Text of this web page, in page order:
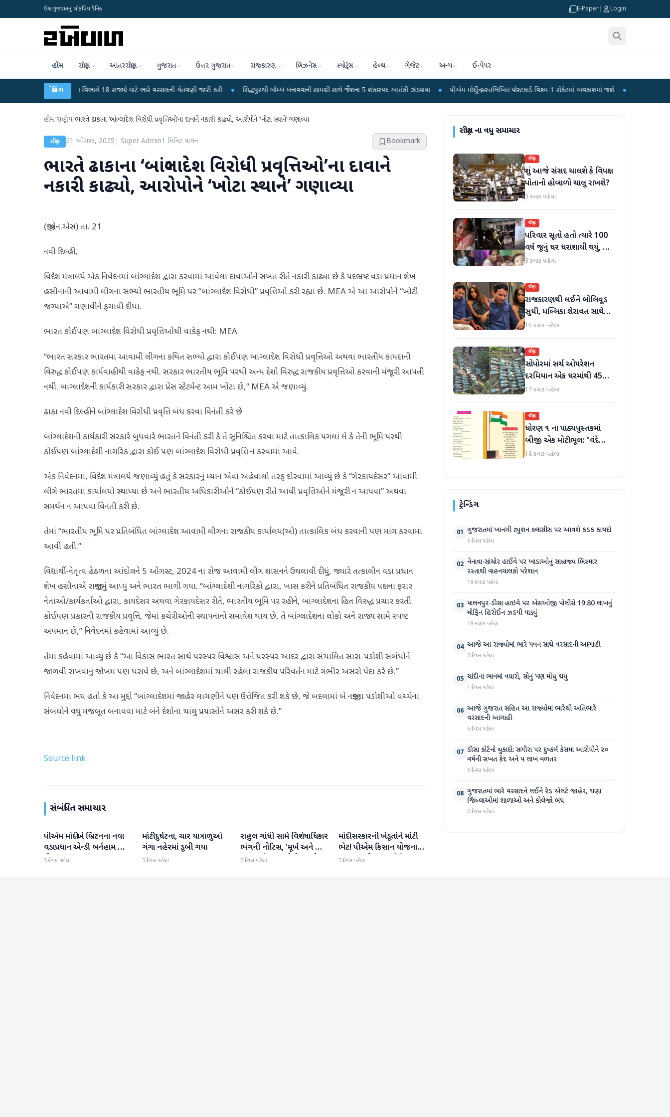
ઉત્તર ગુજરાતનું લોકપ્રિય દૈનિક E-Paper Login
હોમ રાષ્ટ્રીય આંતરરાષ્ટ્રીય ગુજરાત ઉત્તર ગુજરાત રાજકારણ બિઝનેસ સ્પોર્ટ્સ હેલ્થ ગેજેટ અન્ય ઈ-પેપર
બ્રેકિંગ
હવામાન વિભાગે 18 રાજ્યો માટે ભારે વરસાદની ચેતવણી જારી કરી ● સિદ્ધપુરથી બોમ્બ બનાવવાની સામગ્રી સાથે જૈશના 5 શંકાસ્પદ આતંકી ઝડપાયા ● પીએમ મોદીનું હસ્તલિખિત પોસ્ટકાર્ડ વિક્રમ-1 રોકેટમાં અવકાશમાં જશે ● દેશને પ્રથમ સ્વદેશી હાઇડ્રોજન
હોમ/રાષ્ટ્રીય/ભારતે ઢાકાના ‘બાંગ્લાદેશ વિરોધી પ્રવૃત્તિઓ’ના દાવાને નકારી કાઢ્યો, આરોપોને ‘ખોટા સ્થાને’ ગણાવ્યા
રાષ્ટ્રીય 21 ઑગસ્ટ, 2025 Super Admin1 મિનિટ વાંચન Bookmark
ભારતે ઢાકાના ‘બાંગ્લાદેશ વિરોધી પ્રવૃત્તિઓ’ના દાવાને
નકારી કાઢ્યો, આરોપોને ‘ખોટા સ્થાને’ ગણાવ્યા
(જી.એન.એસ) તા. 21
નવી દિલ્હી,
વિદેશ મંત્રાલયે એક નિવેદનમાં બાંગ્લાદેશ દ્વારા કરવામાં આવેલા દાવાઓને સખત રીતે નકારી કાઢ્યા છે કે પદભ્રષ્ટ વડા પ્રધાન શેખ
હસીનાની આવામી લીગના સભ્યો ભારતીય ભૂમિ પર “બાંગ્લાદેશ વિરોધી” પ્રવૃત્તિઓ કરી રહ્યા છે. MEA એ આ આરોપોને “ખોટી
જગ્યાએ” ગણાવીને ફગાવી દીધા.
ભારત કોઈપણ બાંગ્લાદેશ વિરોધી પ્રવૃત્તિઓથી વાકેફ નથી: MEA
“ભારત સરકાર ભારતમાં આવામી લીગના કથિત સભ્યો દ્વારા કોઈપણ બાંગ્લાદેશ વિરોધી પ્રવૃત્તિઓ અથવા ભારતીય કાયદાની
વિરુદ્ધ કોઈપણ કાર્યવાહીથી વાકેફ નથી. સરકાર ભારતીય ભૂમિ પરથી અન્ય દેશો વિરુદ્ધ રાજકીય પ્રવૃત્તિઓ કરવાની મંજૂરી આપતી
નથી. બાંગ્લાદેશની કાર્યકારી સરકાર દ્વારા પ્રેસ સ્ટેટમેન્ટ આમ ખોટા છે,” MEA એ જણાવ્યું.
ઢાકા નવી દિલ્હીને બાંગ્લાદેશ વિરોધી પ્રવૃત્તિ બંધ કરવા વિનંતી કરે છે
બાંગ્લાદેશની કાર્યકારી સરકારે બુધવારે ભારતને વિનંતી કરી કે તે સુનિશ્ચિત કરવા માટે તાત્કાલિક પગલાં લે કે તેની ભૂમિ પરથી
કોઈપણ બાંગ્લાદેશી નાગરિક દ્વારા કોઈ પણ બાંગ્લાદેશ વિરોધી પ્રવૃત્તિ ન કરવામાં આવે.
એક નિવેદનમાં, વિદેશ મંત્રાલયે જણાવ્યું હતું કે સરકારનું ધ્યાન એવા અહેવાલો તરફ દોરવામાં આવ્યું છે કે “ગેરકાયદેસર” આવામી
લીગે ભારતમાં કાર્યાલયો સ્થાપ્યા છે અને ભારતીય અધિકારીઓને “કોઈપણ રીતે આવી પ્રવૃત્તિઓને મંજૂરી ન આપવા” અથવા
સમર્થન ન આપવા વિનંતી કરી છે.
તેમાં “ભારતીય ભૂમિ પર પ્રતિબંધિત બાંગ્લાદેશ આવામી લીગના રાજકીય કાર્યાલય(ઓ) તાત્કાલિક બંધ કરવાની પણ માંગ કરવામાં
આવી હતી.”
વિદ્યાર્થી-નેતૃત્વ હેઠળના આંદોલને 5 ઓગસ્ટ, 2024 ના રોજ આવામી લીગ શાસનને ઉથલાવી દીધું, જ્યારે તત્કાલીન વડા પ્રધાન
શેખ હસીનાએ રાજીનામું આપ્યું અને ભારત ભાગી ગયા. “બાંગ્લાદેશી નાગરિકો દ્વારા, ખાસ કરીને પ્રતિબંધિત રાજકીય પક્ષના ફરાર
નેતાઓ/કાર્યકર્તાઓ દ્વારા, કાયદેસર અથવા ગેરકાયદેસર રીતે, ભારતીય ભૂમિ પર રહીને, બાંગ્લાદેશના હિત વિરુદ્ધ પ્રચાર કરતી
કોઈપણ પ્રકારની રાજકીય પ્રવૃત્તિ, જેમાં કચેરીઓની સ્થાપનાનો સમાવેશ થાય છે, તે બાંગ્લાદેશના લોકો અને રાજ્ય સામે સ્પષ્ટ
અપમાન છે,” નિવેદનમાં કહેવામાં આવ્યું છે.
તેમાં કહેવામાં આવ્યું છે કે “આ વિકાસ ભારત સાથે પરસ્પર વિશ્વાસ અને પરસ્પર આદર દ્વારા સંચાલિત સારા-પડોશી સંબંધોને
જાળવી રાખવાનું જોખમ પણ ધરાવે છે, અને બાંગ્લાદેશમાં ચાલી રહેલા રાજકીય પરિવર્તન માટે ગંભીર અસરો પેદા કરે છે.”
નિવેદનમાં ભય હતો કે આ મુદ્દો “બાંગ્લાદેશમાં જાહેર લાગણીને પણ ઉત્તેજિત કરી શકે છે, જે બદલામાં બે નજીકના પડોશીઓ વચ્ચેના
સંબંધોને વધુ મજબૂત બનાવવા માટે બંને દેશોના ચાલુ પ્રયાસોને અસર કરી શકે છે.”
Source link
સંબંધિત સમાચાર
રાષ્ટ્રીય
પીએમ મોદીએ બ્રિટનના નવા
વડાપ્રધાન એન્ડી બર્નહામ સાથે
ફોન પર વાત કરી
5 દિવસ પહેલા
રાષ્ટ્રીય
મોટી દુર્ઘટના, ચાર યાત્રાળુઓ
ગંગા નહેરમાં ડૂબી ગયા
5 દિવસ પહેલા
રાષ્ટ્રીય
રાહુલ ગાંધી સામે વિશેષાધિકાર
ભંગની નોટિસ, 'મૂર્ખ અને અંધ
ભક્ત' જેવા શબ્દોનો ઉપયોગ
5 દિવસ પહેલા
રાષ્ટ્રીય
મોદી સરકારની ખેડૂતોને મોટી
ભેટ! પીએમ કિસાન યોજના
2031 સુધી ચાલુ રહેશે,
5 દિવસ પહેલા
રાષ્ટ્રીયના વધુ સમાચાર
રાષ્ટ્રીય
શું આજે સંસદ ચાલશે કે વિપક્ષ
પોતાનો હોબાળો ચાલુ રાખશે?
3 કલાક પહેલા
રાષ્ટ્રીય
પરિવાર સૂતો હતો ત્યારે 100
વર્ષ જૂનું ઘર ધરાશાયી થયું, છ
લોકોના મોત
3 કલાક પહેલા
રાષ્ટ્રીય
રાજકારણથી લઈને બોલિવૂડ
સુધી, મલ્લિકા શેરાવત સાથે
જોવા મળ્યા તેજ પ્રતાપ યાદવ
15 કલાક પહેલા
રાષ્ટ્રીય
સોપોરમાં સર્ચ ઓપરેશન
દરમિયાન એક ઘરમાંથી 45
ગોળા મળી આવ્યા
17 કલાક પહેલા
રાષ્ટ્રીય
ધોરણ ૧ ના પાઠ્યપુસ્તકમાં
બીજી એક મોટી ભૂલ: "વંદે
ઉત્કલ જનની" શબ્દો અને
18 કલાક પહેલા
ટ્રેન્ડિંગ
01 ગુજરાતમાં ખાનગી ટ્યુશન ક્લાસીસ પર આવશે કડક કાયદો
6 દિવસ પહેલા
02 નેનાવા-સાંચોર હાઈવે પર ખાડાઓનું સામ્રાજ્ય બિસ્માર
રસ્તાથી વાહનચાલકો પરેશાન
18 કલાક પહેલા
03 પાલનપુર-ડીસા હાઇવે પર એસઓજી પોલીસે 19.80 લાખનું
મોર્ફિન હિરોઈન ઝડપી પાડ્યું
18 કલાક પહેલા
04 આજે આ રાજ્યોમાં ભારે પવન સાથે વરસાદની આગાહી
2 દિવસ પહેલા
05 ચાંદીના ભાવમાં વધારો, સોનું પણ મોંઘુ થયું
1 દિવસ પહેલા
06 આજે ગુજરાત સહિત આ રાજ્યોમાં ભારેથી અતિભારે
વરસાદની આગાહી
6 દિવસ પહેલા
07 ડીસા કોર્ટનો ચુકાદો: સગીરા પર દુષ્કર્મ કેસમાં આરોપીને ૨૦
વર્ષની સખત કેદ અને ૫ લાખ વળતર
6 દિવસ પહેલા
08 ગુજરાતમાં ભારે વરસાદને લઈને રેડ એલર્ટ જાહેર, ઘણા
જિલ્લાઓમાં શાળાઓ અને કોલેજો બંધ
6 દિવસ પહેલા